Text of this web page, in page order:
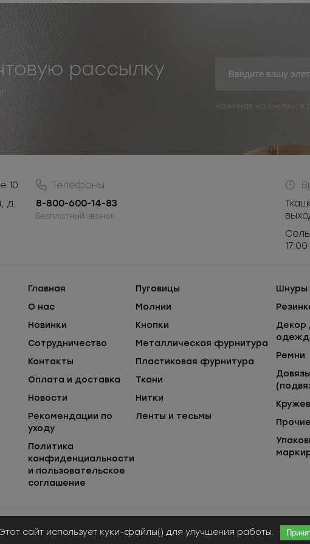
рассылку
Нажимая на кнопку, я
10
д.
Телефоны:
8-800-600-14-83
Бесплатный звонок
Главная
О нас
Новинки
Сотрудничество
Контакты
Оплата и доставка
Новости
Рекомендации по
уходу
Политика
конфиденциальности
и пользовательское
соглашение
Пуговицы
Молнии
Кнопки
Металлическая фурнитура
Пластиковая фурнитура
Ткани
Нитки
Ленты и тесьмы
Шнуры
Декор
Ремни
Довязы
Публичная оферта © ООО «Сержио Стефано», 2026
сайт использует куки-файлы() для улучшения работы.